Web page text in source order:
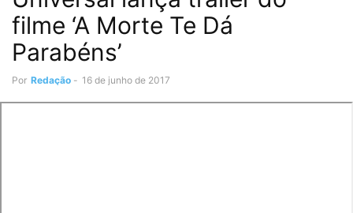
filme ‘A Morte Te Dá
Parabéns’
Por Redação - 16 de junho de 2017